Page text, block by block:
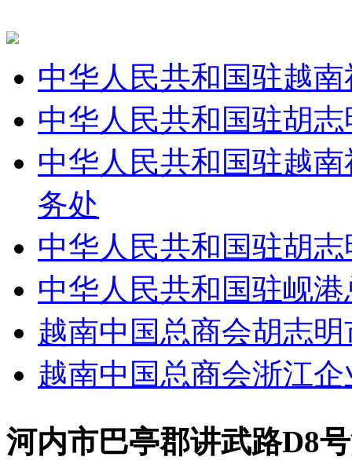
中华人民共和国驻越
中华人民共和国驻胡
中华人民共和国驻越
务处
中华人民共和国驻胡
中华人民共和国驻岘
越南中国总商会胡志
越南中国总商会浙江
河内市巴亭郡讲武路D8